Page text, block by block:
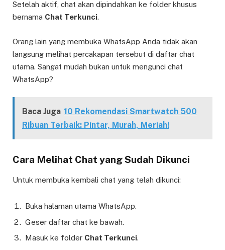
Setelah aktif, chat akan dipindahkan ke folder khusus
bernama Chat Terkunci.
Orang lain yang membuka WhatsApp Anda tidak akan
langsung melihat percakapan tersebut di daftar chat
utama. Sangat mudah bukan untuk mengunci chat
WhatsApp?
Baca Juga 10 Rekomendasi Smartwatch 500
Ribuan Terbaik: Pintar, Murah, Meriah!
Cara Melihat Chat yang Sudah Dikunci
Untuk membuka kembali chat yang telah dikunci:
Buka halaman utama WhatsApp.
Geser daftar chat ke bawah.
Masuk ke folder Chat Terkunci.